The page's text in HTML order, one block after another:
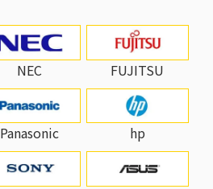
NEC FUJITSU
Panasonic hp